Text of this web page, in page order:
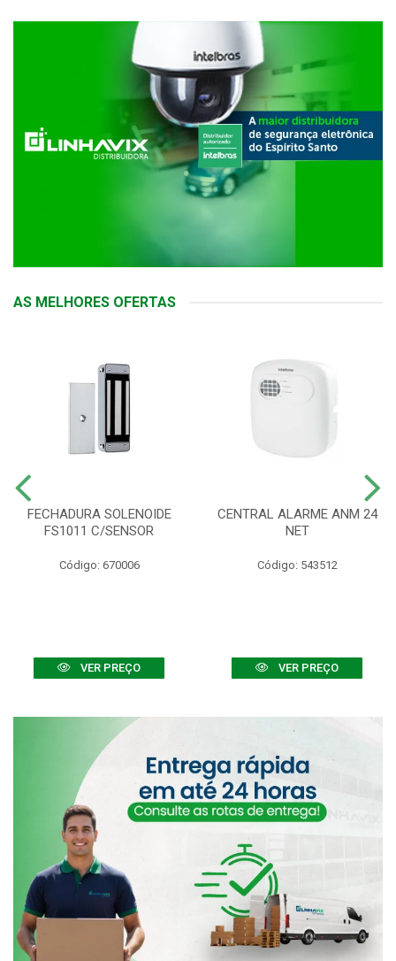
AS MELHORES OFERTAS
FECHADURA SOLENOIDE
FS1011 C/SENSOR
Código: 670006
VER PREÇO
CENTRAL ALARME ANM 24
NET
Código: 543512
VER PREÇO